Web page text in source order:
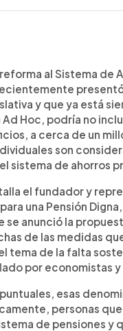
artículoal Sistema de
y que ya está
Ad Hoc, podría no
a cerca de un
son
sistema de ahorros
el fundador y
una Pensión
se anunció la
de las medidas
tema de la falta
por economistas
esas
personas
de pensiones y